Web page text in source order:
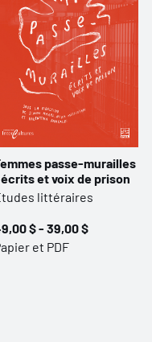
passe-murailles
et voix de prison
littéraires
$ - 39,00 $
et PDF